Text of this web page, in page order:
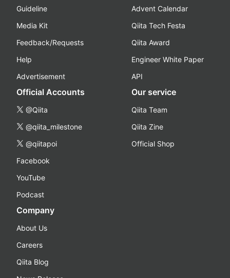
Guideline
Media Kit
Feedback/Requests
Help
Advertisement
Advent Calendar
Qiita Tech Festa
Qiita Award
Engineer White Paper
API
Official Accounts
@Qiita
@qiita_milestone
@qiitapoi
Facebook
YouTube
Podcast
Our service
Qiita Team
Qiita Zine
Official Shop
Company
About Us
Careers
Qiita Blog